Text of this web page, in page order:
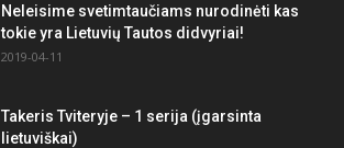
Neleisime svetimtaučiams nurodinėti kas
tokie yra Lietuvių Tautos didvyriai!
2019-04-11
Takeris Tviteryje – 1 serija (įgarsinta
lietuviškai)